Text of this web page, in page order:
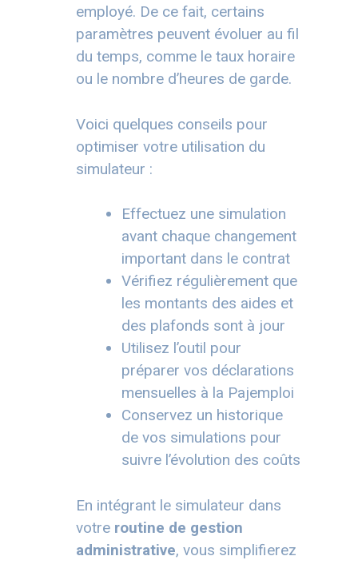
employé. De ce fait, certains
paramètres peuvent évoluer au fil
du temps, comme le taux horaire
ou le nombre d’heures de garde.
Voici quelques conseils pour
optimiser votre utilisation du
simulateur :
Effectuez une simulation
avant chaque changement
important dans le contrat
Vérifiez régulièrement que
les montants des aides et
des plafonds sont à jour
Utilisez l’outil pour
préparer vos déclarations
mensuelles à la Pajemploi
Conservez un historique
de vos simulations pour
suivre l’évolution des coûts
En intégrant le simulateur dans
votre routine de gestion
administrative, vous simplifierez